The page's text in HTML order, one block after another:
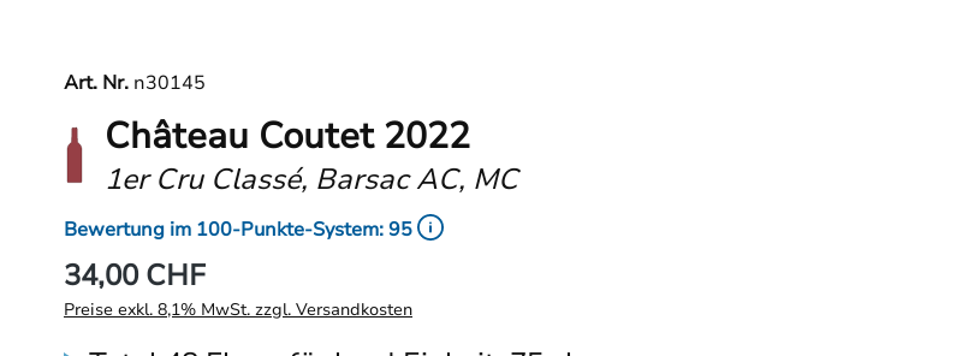
Art. Nr. n30145
Château Coutet 2022
1er Cru Classé, Barsac AC, MC
Bewertung im 100-Punkte-System: 95
34,00 CHF
Preise exkl. 8,1% MwSt. zzgl. Versandkosten